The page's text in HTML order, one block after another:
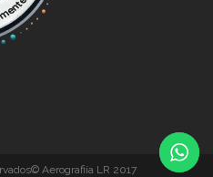
Aerografiía LR 2017